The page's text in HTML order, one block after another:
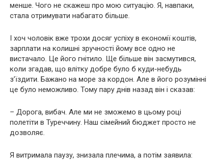
менше. Чого не скажеш про мою ситуацію. Я, навпаки,
стала отримувати набагато більше.
І хоч чоловік вже трохи досяг успіху в економії коштів,
зарплати на колишні зручності йому все одно не
вистачало. Це його гнітило. Ще більше він засмутився,
коли згадав, що влітку добре було б куди-небудь
з’їздити. Бажано на море за кордон. Але в його розумінні
це було неможливо. Тому пару днів назад він і сказав:
– Дорога, вибач. Але ми не зможемо в цьому році
полетіти в Туреччину. Наш сімейний бюджет просто не
дозволяє.
Я витримала паузу, знизала плечима, а потім заявила: